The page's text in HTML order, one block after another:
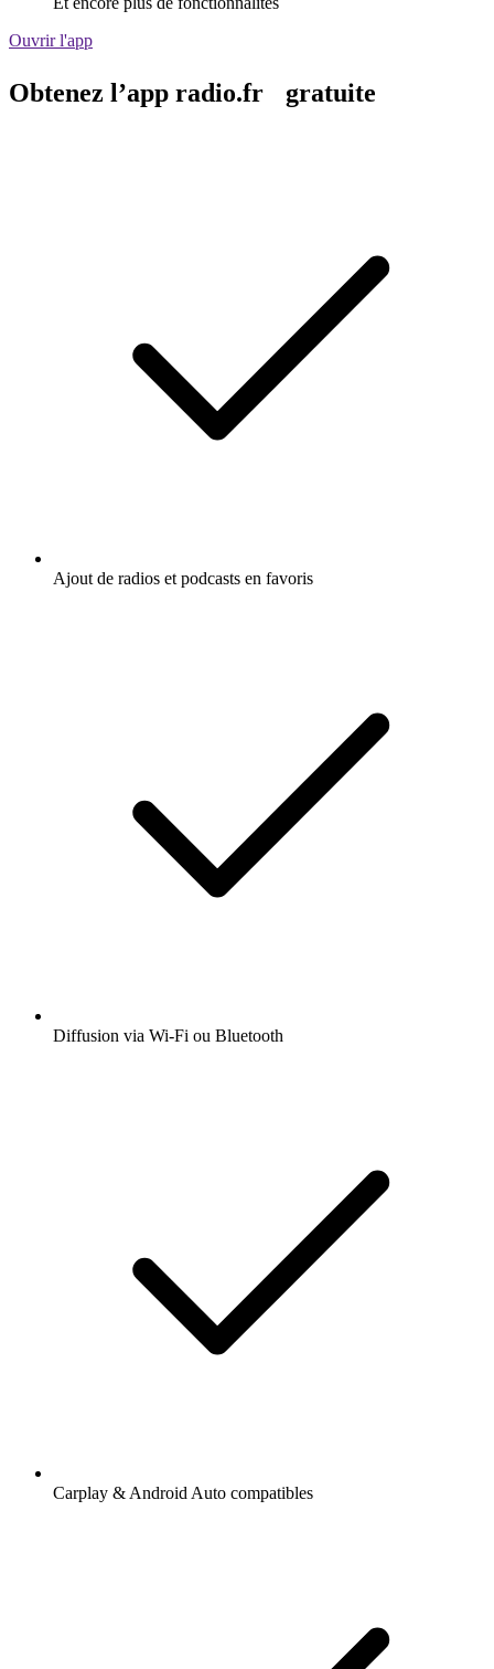
Ouvrir l'app
Obtenez l’app radio.fr gratuite
Ajout de radios et podcasts en favoris
Diffusion via Wi-Fi ou Bluetooth
Carplay & Android Auto compatibles